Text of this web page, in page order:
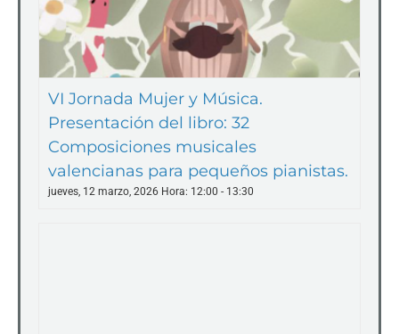
VI Jornada Mujer y Música.
Presentación del libro: 32
Composiciones musicales
valencianas para pequeños pianistas.
jueves, 12 marzo, 2026 Hora: 12:00 - 13:30